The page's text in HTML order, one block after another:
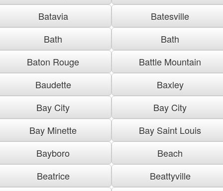
Batavia
Batesville
Bath
Bath
Baton Rouge
Battle Mountain
Baudette
Baxley
Bay City
Bay City
Bay Minette
Bay Saint Louis
Bayboro
Beach
Beatrice
Beattyville